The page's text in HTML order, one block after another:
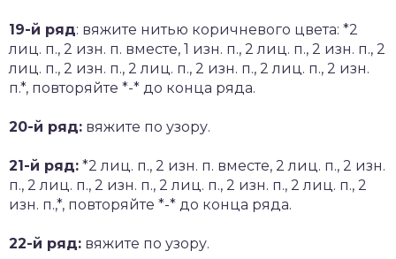
19-й ряд: вяжите нитью коричневого цвета: *2
лиц. п., 2 изн. п. вместе, 1 изн. п., 2 лиц. п., 2 изн. п., 2
лиц. п., 2 изн. п., 2 лиц. п., 2 изн. п., 2 лиц. п., 2 изн.
п.*, повторяйте *-* до конца ряда.
20-й ряд: вяжите по узору.
21-й ряд: *2 лиц. п., 2 изн. п. вместе, 2 лиц. п., 2 изн.
п., 2 лиц. п., 2 изн. п., 2 лиц. п., 2 изн. п., 2 лиц. п., 2
изн. п.,*, повторяйте *-* до конца ряда.
22-й ряд: вяжите по узору.